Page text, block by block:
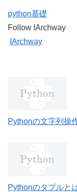
python基礎
Follow IArchway
IArchway
Pythonの文字列操
Pythonのタプルと